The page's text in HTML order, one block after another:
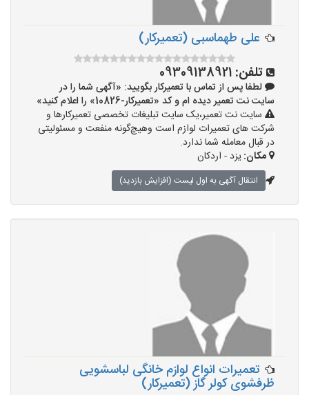
علی طهماسبی (تعمیرکار)
تلفن: 09309138921
لطفا پس از تماس با تعمیرکار بگویید: «آگهی شما را در
سایت نت تعمیر دیده ام و کد «تعمیرکار-10826» را اعلام کنید»
سایت نت تعمیر،یک سایت تبلیغات تخصصی تعمیرکارها و
شرکت های تعمیرات لوازم است وهیچ‌گونه منفعت و مسئولیتی
در قبال معامله شما ندارد.
مکان:یزد - اردکان
انتقال آگهی به اول لیست (افزایش بازدید)
تعمیرات انواع لوازم خانگی لباسشویی
ظرفشوی کولر گاز (تعمیرکار)